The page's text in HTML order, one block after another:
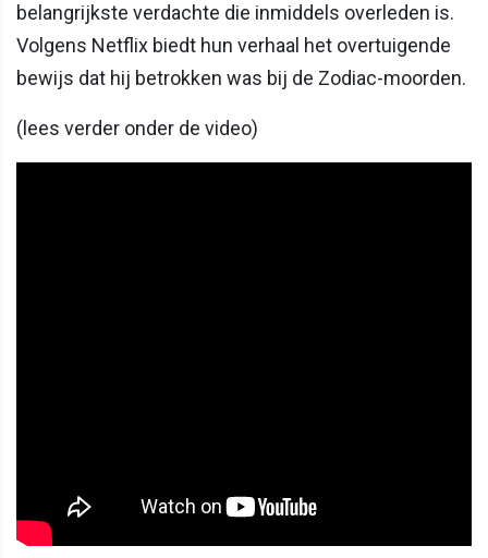
belangrijkste verdachte die inmiddels overleden is.
Volgens Netflix biedt hun verhaal het overtuigende
bewijs dat hij betrokken was bij de Zodiac-moorden.
(lees verder onder de video)